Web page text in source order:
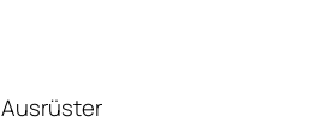
Ausrüster